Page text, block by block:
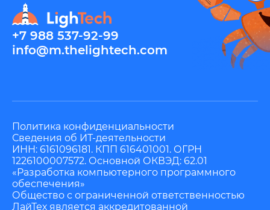
+7 988 537-92-99
info@m.thelightech.com
Политика конфиденциальности
Сведения об ИТ-деятельности
ИНН: 6161096181. КПП 616401001. ОГРН
1226100007572. Основной ОКВЭД: 62.01
«Разработка компьютерного программного
обеспечения»
Общество с ограниченной ответственностью
ЛайТех является аккредитованной